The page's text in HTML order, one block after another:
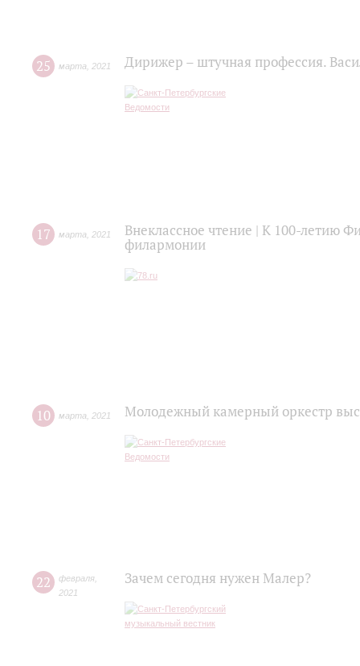
25 марта 2021 Дирижер – штучная профессия.
17 марта 2021
Внеклассное чтение | К 100-летию
филармонии
10 марта 2021 Молодежный камерный оркестр
22 февраля
2021
Зачем сегодня нужен Малер?